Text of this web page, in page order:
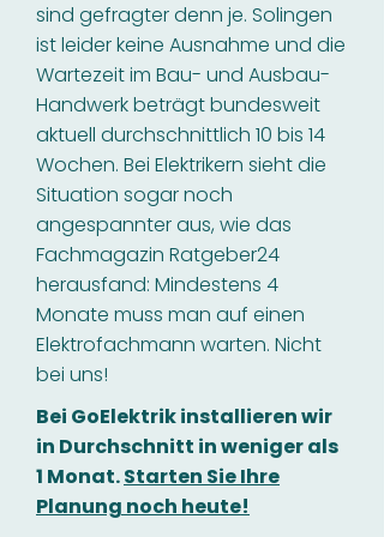
sind gefragter denn je. Solingen
ist leider keine Ausnahme und die
Wartezeit im Bau- und Ausbau-
Handwerk beträgt bundesweit
aktuell durchschnittlich 10 bis 14
Wochen. Bei Elektrikern sieht die
Situation sogar noch
angespannter aus, wie das
Fachmagazin Ratgeber24
herausfand: Mindestens 4
Monate muss man auf einen
Elektrofachmann warten. Nicht
bei uns!
Bei GoElektrik installieren wir
in Durchschnitt in weniger als
1 Monat.Starten Sie Ihre
Planung noch heute!